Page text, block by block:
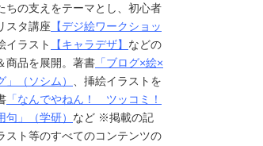
ちの支えをテーマとし、初心者
スタ講座 【デジ絵ワークショッ
イラスト 【キャラデザ】 などの
商品を展開。著書 「ブログ×絵×
（ソシム）
、挿絵イラストを
「なんでやねん！ ツッコミ！
句」（学研） など ※掲載の記
スト等のすべてのコンテンツの